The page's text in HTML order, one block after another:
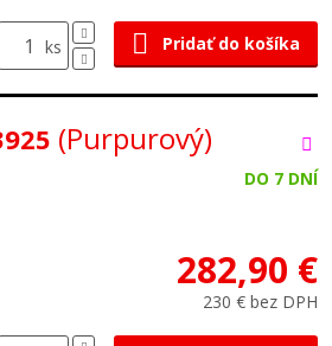
ks Pridať do košíka
(Purpurový)
DO 7 DNÍ
282,90 €
230 € bez DPH